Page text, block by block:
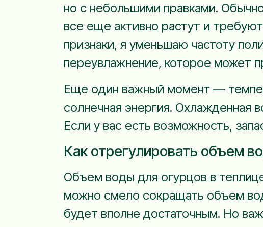
но с небольшими правками.
все еще активно растут и
признаки, я уменьшаю частоту
переувлажнение, которое может
Еще один важный момент —
солнечная энергия. Охлажденная
Если у вас есть возможность,
Как отрегулировать объем
Объем воды для огурцов в
можно смело сокращать объем
будет вполне достаточным. Но